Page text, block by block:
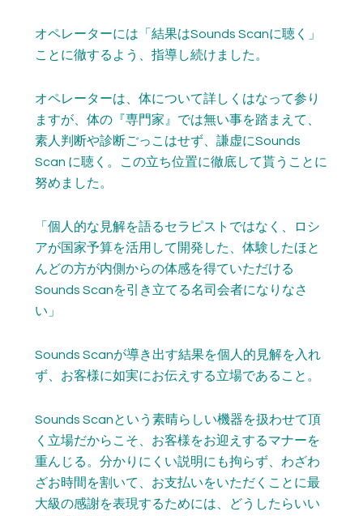
オペレーターには「結果はSounds Scanに聴く」
ことに徹するよう、指導し続けました。
オペレーターは、体について詳しくはなって参り
ますが、体の『専門家』では無い事を踏まえて、
素人判断や診断ごっこはせず、謙虚にSounds
Scan に聴く。この立ち位置に徹底して貰うことに
努めました。
「個人的な見解を語るセラピストではなく、ロシ
アが国家予算を活用して開発した、体験したほと
んどの方が内側からの体感を得ていただける
Sounds Scanを引き立てる名司会者になりなさ
い」
Sounds Scanが導き出す結果を個人的見解を入れ
ず、お客様に如実にお伝えする立場であること。
Sounds Scanという素晴らしい機器を扱わせて頂
く立場だからこそ、お客様をお迎えするマナーを
重んじる。分かりにくい説明にも拘らず、わざわ
ざお時間を割いて、お支払いをいただくことに最
大級の感謝を表現するためには、どうしたらいい